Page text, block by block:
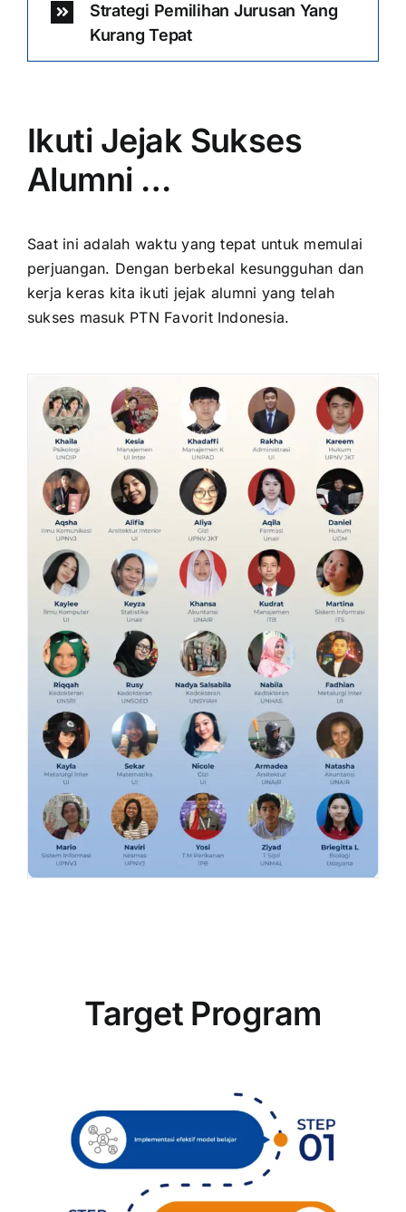
Strategi Pemilihan Jurusan Yang
Kurang Tepat
Ikuti Jejak Sukses
Alumni …
Saat ini adalah waktu yang tepat untuk memulai
perjuangan. Dengan berbekal kesungguhan dan
kerja keras kita ikuti jejak alumni yang telah
sukses masuk PTN Favorit Indonesia.
Target Program